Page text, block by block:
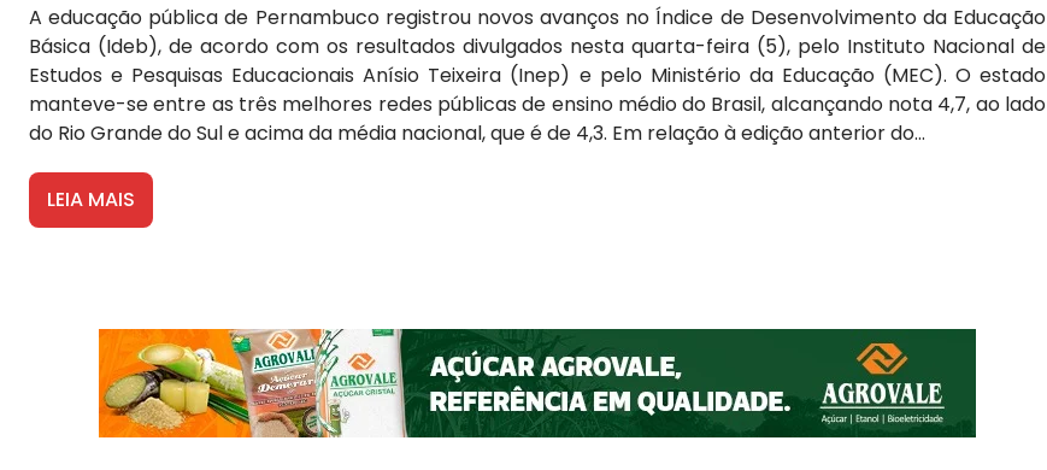
A educação pública de Pernambuco registrou novos avanços no Índice de Desenvolvimento da Educação
Básica (Ideb), de acordo com os resultados divulgados nesta quarta-feira (5), pelo Instituto Nacional de
Estudos e Pesquisas Educacionais Anísio Teixeira (Inep) e pelo Ministério da Educação (MEC). O estado
manteve-se entre as três melhores redes públicas de ensino médio do Brasil, alcançando nota 4,7, ao lado
do Rio Grande do Sul e acima da média nacional, que é de 4,3. Em relação à edição anterior do...
LEIA MAIS